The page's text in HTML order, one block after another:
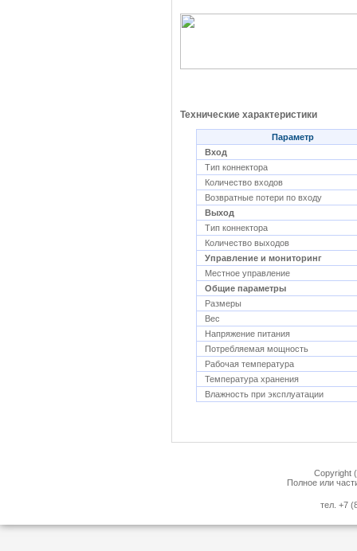
Технические характеристики
Параметр
Вход
Тип коннектора
Количество входов
Возвратные потери по входу
Выход
Тип коннектора
Количество выходов
Управление и мониторинг
Местное управление
Общие параметры
Размеры
Вес
Напряжение питания
Потребляемая мощность
Рабочая температура
Температура хранения
Влажность при эксплуатации
Copyright
Полное или
тел. +7